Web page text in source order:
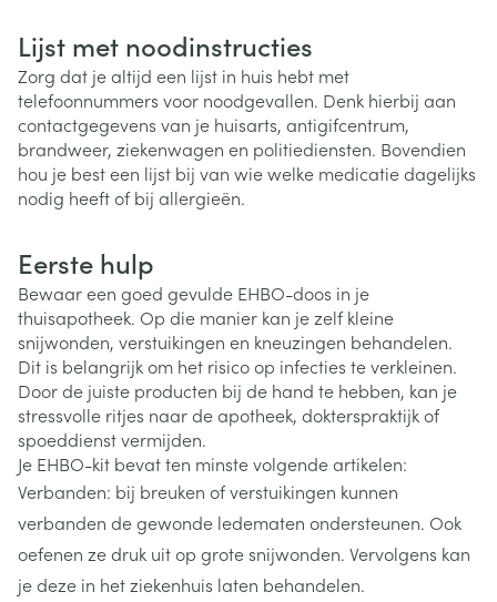
Lijst met noodinstructies
Zorg dat je altijd een lijst in huis hebt met
telefoonnummers voor noodgevallen. Denk hierbij aan
contactgegevens van je huisarts, antigifcentrum,
brandweer, ziekenwagen en politiediensten. Bovendien
hou je best een lijst bij van wie welke medicatie dagelijks
nodig heeft of bij allergieën.
Eerste hulp
Bewaar een goed gevulde EHBO-doos in je
thuisapotheek. Op die manier kan je zelf kleine
snijwonden, verstuikingen en kneuzingen behandelen.
Dit is belangrijk om het risico op infecties te verkleinen.
Door de juiste producten bij de hand te hebben, kan je
stressvolle ritjes naar de apotheek, dokterspraktijk of
spoeddienst vermijden.
Je EHBO-kit bevat ten minste volgende artikelen:
Verbanden: bij breuken of verstuikingen kunnen
verbanden de gewonde ledematen ondersteunen. Ook
oefenen ze druk uit op grote snijwonden. Vervolgens kan
je deze in het ziekenhuis laten behandelen.